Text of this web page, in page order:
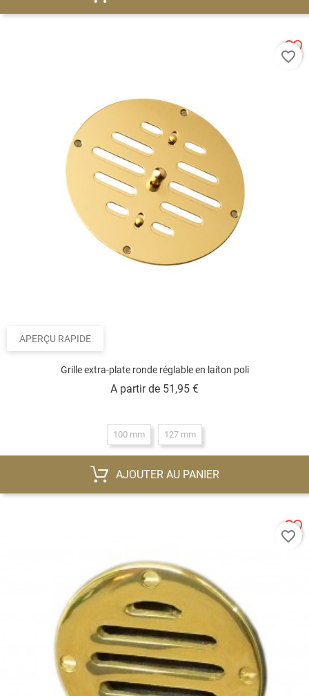
APERÇU RAPIDE
Grille extra-plate ronde réglable en laiton poli
A partir de 51,95 €Prix
100 mm 127 mm
AJOUTER AU PANIER
favorite_border
favorite_border